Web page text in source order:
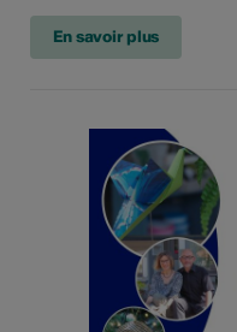
En savoir plus